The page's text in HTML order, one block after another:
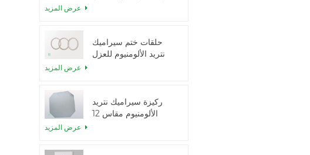
حلقات ختم سيراميك
نتريد الألومنيوم للعزل
ركيزة سيراميك نتريد
الألومنيوم مقاس 12